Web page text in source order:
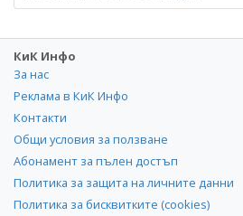
КиК Инфо
За нас
Реклама в КиК Инфо
Контакти
Общи условия за ползване
Абонамент за пълен достъп
Политика за защита на личните данни
Политика за бисквитките (cookies)